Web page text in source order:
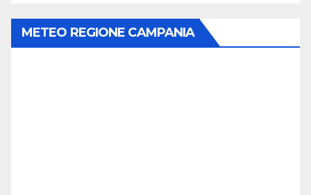
METEO REGIONE CAMPANIA